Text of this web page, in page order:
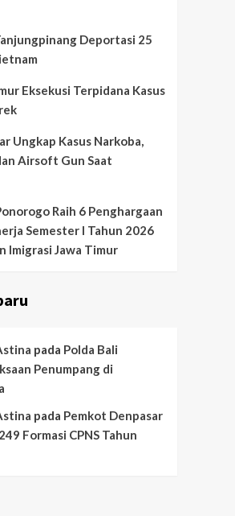
Deportasi 25
Eksekusi Terpidana Kasus
Ungkap Kasus Narkoba,
Airsoft Gun Saat
Raih 6 Penghargaan
Semester I Tahun 2026
Imigrasi Jawa Timur
pada Polda Bali
Penumpang di
pada Pemkot Denpasar
Formasi CPNS Tahun